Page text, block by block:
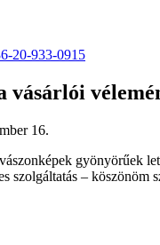
20-933-0915
vásárlói
16.
gyönyörűek
szolgáltatás – köszönöm